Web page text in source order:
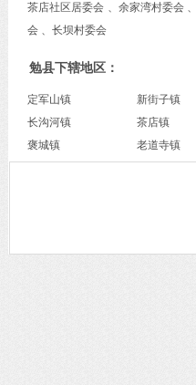
茶店社区居委会 、余家湾村委会
会 、长坝村委会
勉县下辖地区：
定军山镇 新街子镇
长沟河镇
茶店镇
褒城镇
老道寺镇